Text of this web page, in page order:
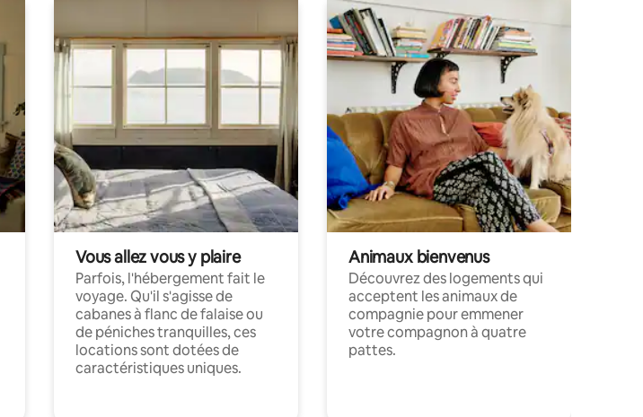
Vous allez vous y plaire
Parfois, l'hébergement fait le
voyage. Qu'il s'agisse de
cabanes à flanc de falaise ou
de péniches tranquilles, ces
locations sont dotées de
caractéristiques uniques.
Animaux bienvenus
Découvrez des logements qui
acceptent les animaux de
compagnie pour emmener
votre compagnon à quatre
pattes.